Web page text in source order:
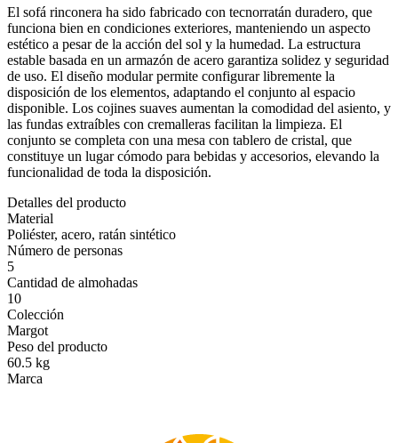
El sofá rinconera ha sido fabricado con tecnorratán duradero, que
funciona bien en condiciones exteriores, manteniendo un aspecto
estético a pesar de la acción del sol y la humedad. La estructura
estable basada en un armazón de acero garantiza solidez y seguridad
de uso. El diseño modular permite configurar libremente la
disposición de los elementos, adaptando el conjunto al espacio
disponible. Los cojines suaves aumentan la comodidad del asiento, y
las fundas extraíbles con cremalleras facilitan la limpieza. El
conjunto se completa con una mesa con tablero de cristal, que
constituye un lugar cómodo para bebidas y accesorios, elevando la
funcionalidad de toda la disposición.
Detalles del producto
Material
Poliéster, acero, ratán sintético
Número de personas
5
Cantidad de almohadas
10
Colección
Margot
Peso del producto
60.5 kg
Marca